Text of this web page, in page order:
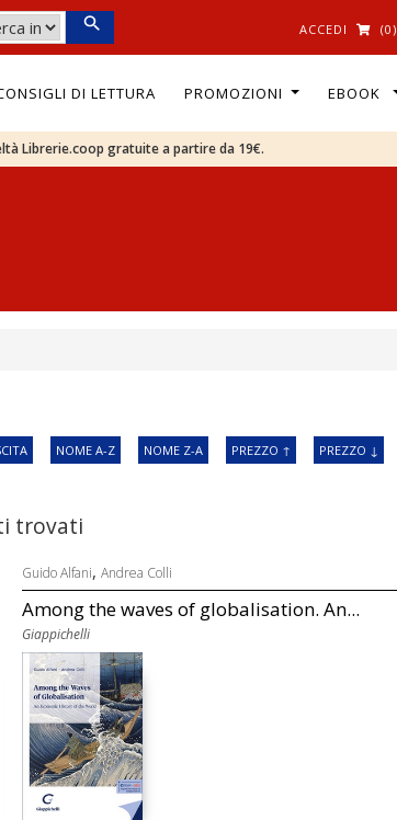
ACCEDI (0)
DI LETTURA PROMOZIONI EBOOK
Librerie.coop gratuite a partire da 19€.
NOME A-Z NOME Z-A PREZZO ↑ PREZZO ↓
trovati
Guido Alfani, Andrea Colli
Among the waves of globalisation. An...
Giappichelli